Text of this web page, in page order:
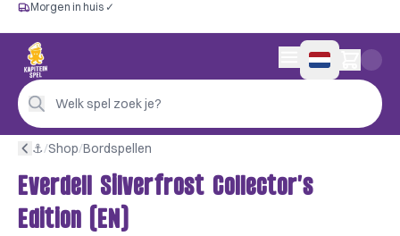
Gratis vanaf €60
Morgen in huis ✓
Persoonlijk advies
4,9/5 —
Morgen in huis ✓
Welk spel zoek je?
0 artikelen in
⚓︎/Shop/Bordspellen
Everdell Silverfrost Collector's
Edition (EN)